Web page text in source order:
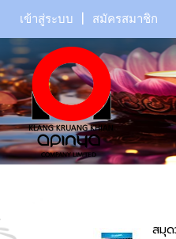
เข้าสู่ระบบ สมัครสมาชิก
สมุด